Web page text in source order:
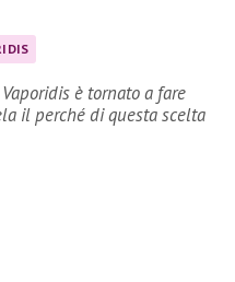
è tornato a fare
il perché di questa scelta